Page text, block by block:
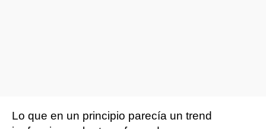
Lo que en un principio parecía un trend